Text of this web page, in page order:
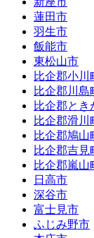
蓮田市
羽生市
飯能市
東松山市
比企郡小川
比企郡川島
比企郡とき
比企郡滑川
比企郡鳩山
比企郡吉見
比企郡嵐山
日高市
深谷市
富士見市
ふじみ野市